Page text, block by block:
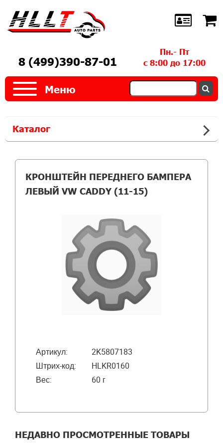
8 (499)390-87-01
Пн.- Пт
с 8:00 до 17:00
Меню
Каталог
КРОНШТЕЙН ПЕРЕДНЕГО БАМПЕРА
ЛЕВЫЙ VW CADDY (11-15)
Артикул:
2K5807183
Штрих-код:
HLKR0160
Вес:
60 г
НЕДАВНО ПРОСМОТРЕННЫЕ ТОВАРЫ